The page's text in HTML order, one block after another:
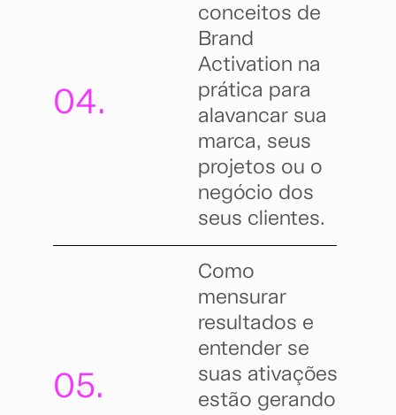
04.
conceitos de
Brand
Activation na
prática para
alavancar sua
marca, seus
projetos ou o
negócio dos
seus clientes.
05.
Como
mensurar
resultados e
entender se
suas ativações
estão gerando